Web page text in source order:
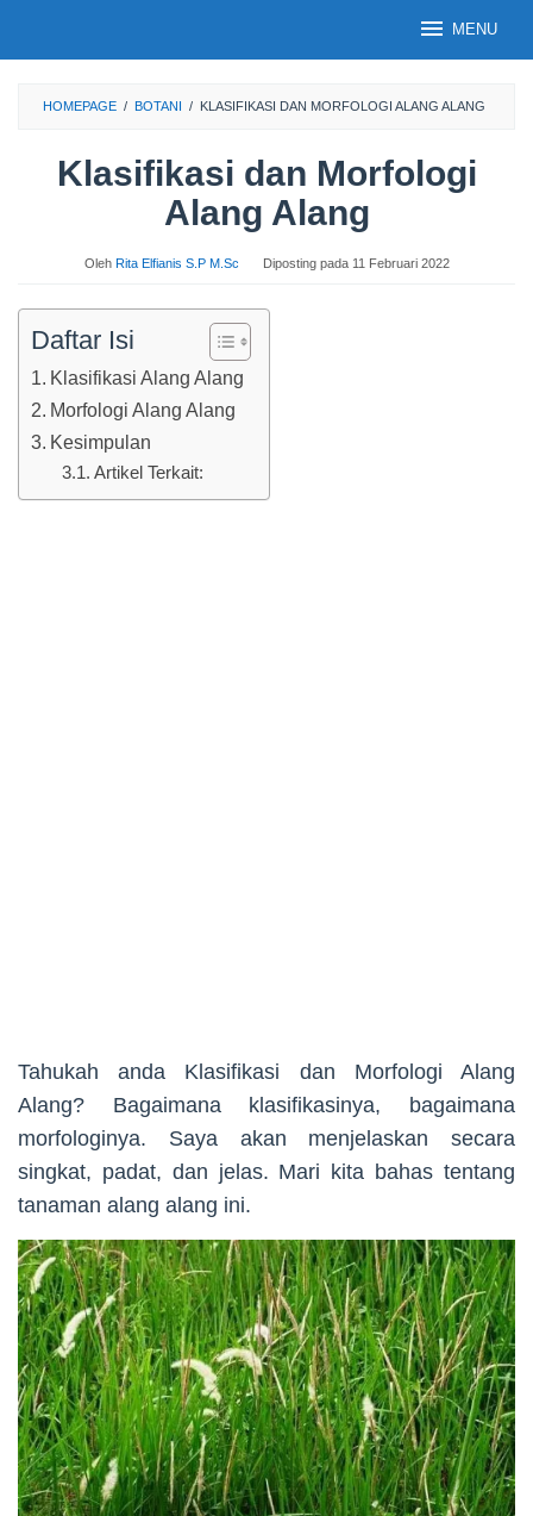
MENU
HOMEPAGE / BOTANI / KLASIFIKASI DAN MORFOLOGI ALANG ALANG
Klasifikasi dan Morfologi
Alang Alang
Oleh Rita Elfianis S.P M.Sc Diposting pada 11 Februari 2022
Daftar Isi
Klasifikasi Alang Alang
Morfologi Alang Alang
Kesimpulan
Artikel Terkait:
Tahukah anda Klasifikasi dan Morfologi Alang
Alang? Bagaimana klasifikasinya, bagaimana
morfologinya. Saya akan menjelaskan secara
singkat, padat, dan jelas. Mari kita bahas tentang
tanaman alang alang ini.